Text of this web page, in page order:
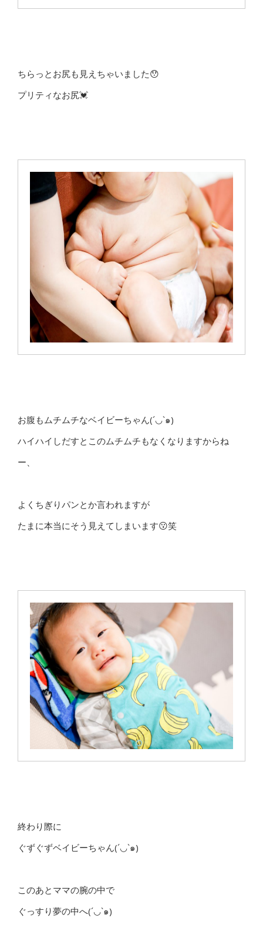
ちらっとお尻も見えちゃいました😯
プリティなお尻💓
お腹もムチムチなベイビーちゃん(´◡`๑)
ハイハイしだすとこのムチムチもなくなりますからね
ー、
よくちぎりパンとか言われますが
たまに本当にそう見えてしまいます😗笑
終わり際に
ぐずぐずベイビーちゃん(´◡`๑)
このあとママの腕の中で
ぐっすり夢の中へ(´◡`๑)